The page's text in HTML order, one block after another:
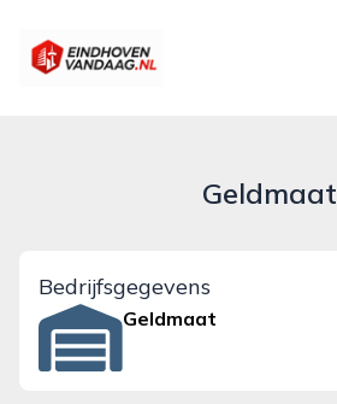
eindhovenvandaag.nl
Geldmaat
Bedrijfsgegevens
Geldmaat